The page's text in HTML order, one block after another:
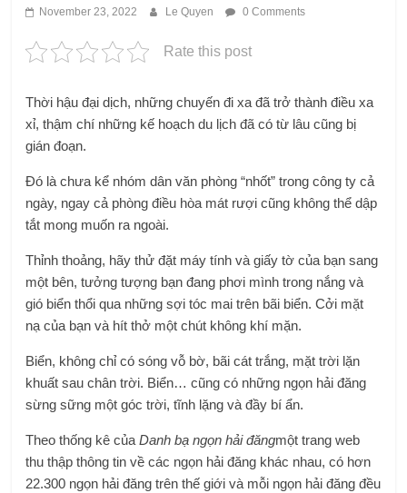
November 23, 2022 Le Quyen 0 Comments
Rate this post
Thời hậu đại dịch, những chuyến đi xa đã trở thành điều xa
xỉ, thậm chí những kế hoạch du lịch đã có từ lâu cũng bị
gián đoạn.
Đó là chưa kể nhóm dân văn phòng “nhốt” trong công ty cả
ngày, ngay cả phòng điều hòa mát rượi cũng không thể dập
tắt mong muốn ra ngoài.
Thỉnh thoảng, hãy thử đặt máy tính và giấy tờ của bạn sang
một bên, tưởng tượng bạn đang phơi mình trong nắng và
gió biển thổi qua những sợi tóc mai trên bãi biển. Cởi mặt
nạ của bạn và hít thở một chút không khí mặn.
Biển, không chỉ có sóng vỗ bờ, bãi cát trắng, mặt trời lặn
khuất sau chân trời. Biển… cũng có những ngọn hải đăng
sừng sững một góc trời, tĩnh lặng và đầy bí ẩn.
Theo thống kê củaDanh bạ ngọn hải đăngmột trang web
thu thập thông tin về các ngọn hải đăng khác nhau, có hơn
22.300 ngọn hải đăng trên thế giới và mỗi ngọn hải đăng đều